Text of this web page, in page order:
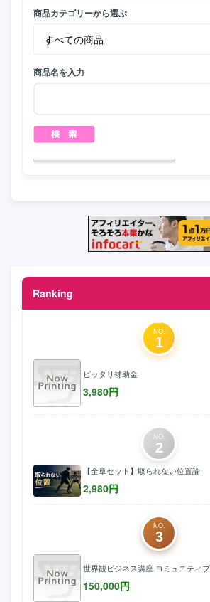
商品カテゴリーから選ぶ
商品名を入力
Ranking
NO.
1
ピッタリ補助金
3,980円
NO.
2
【全章セット】取られない位置論
2,980円
NO.
3
世界観ビジネス講座 コミュニティ
150,000円